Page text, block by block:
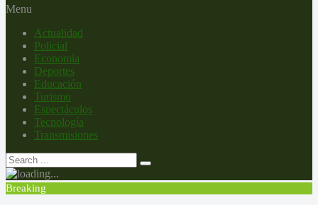
Menu
Actualidad
Policial
Economía
Deportes
Educación
Turismo
Espectáculos
Tecnología
Transmisiones
Breaking